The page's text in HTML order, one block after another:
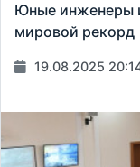
Юные инженеры
мировой рекорд
19.08.2025